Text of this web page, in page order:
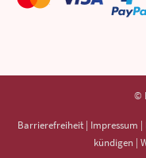
©
Barrierefreiheit | Impressum |
kündigen |